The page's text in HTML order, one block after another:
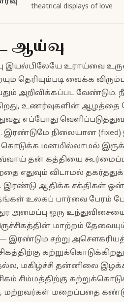
theatrical displays of love
ஆய்வு
இயல்பிலேயே உராய்வை
தெரியும்படி வைக்க
அறிவிக்கப்பட வேண்டும்.
உணர்வுகளின்
எப்போது
இரண்டுமே நிலையான
கொடுக்க மனமில்லாமல்
தன் கத்தியை
எதுவும் விடாமல்
ஆதிக்க சக்திகள்
உலகப் பார்வை பேரம்
அமைப்பு ஒரு
மாற்றம்
— இரண்டும் சற்று
மகிழ்ச்சி தன்னிலை
சிம்மத்திற்கு
மற்றவர்கள் மறைப்பதை